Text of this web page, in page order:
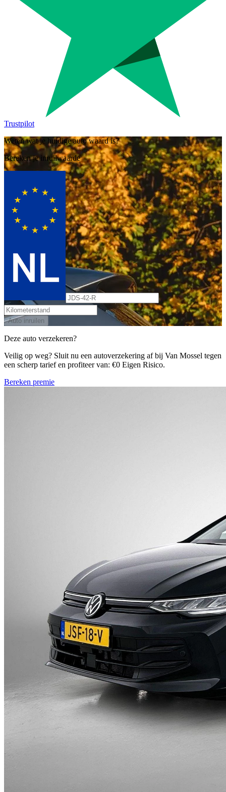
Trustpilot
Weten wat je huidige auto waard is?
Bereken je inruilwaarde
Auto inruilen
Deze auto verzekeren?
Veilig op weg? Sluit nu een autoverzekering af bij Van Mossel tegen
een scherp tarief en profiteer van: €0 Eigen Risico.
Bereken premie